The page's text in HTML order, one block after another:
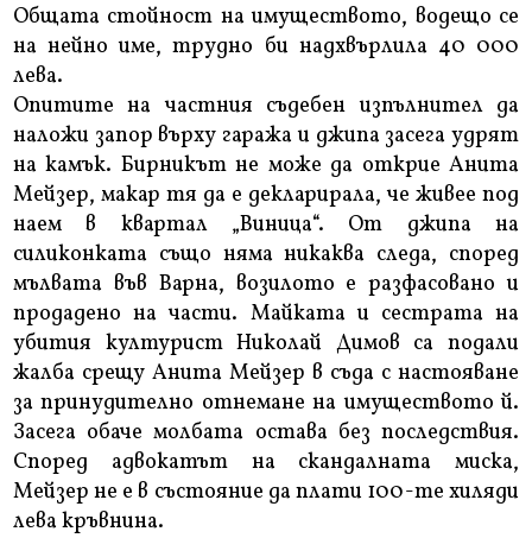
Общата стойност на имуществото, водещо се
на нейно име, трудно би надхвърлила 40 000
лева.
Опитите на частния съдебен изпълнител да
наложи запор върху гаража и джипа засега удрят
на камък. Бирникът не може да открие Анита
Мейзер, макар тя да е декларирала, че живее под
наем в квартал „Виница“. От джипа на
силиконката също няма никаква следа, според
мълвата във Варна, возилото е разфасовано и
продадено на части. Майката и сестрата на
убития културист Николай Димов са подали
жалба срещу Анита Мейзер в съда с настояване
за принудително отнемане на имуществото й.
Засега обаче молбата остава без последствия.
Според адвокатът на скандалната миска,
Мейзер не е в състояние да плати 100-те хиляди
лева кръвнина.